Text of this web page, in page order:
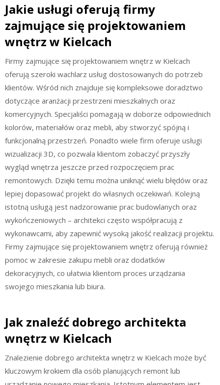
Jakie usługi oferują firmy
zajmujące się projektowaniem
wnętrz w Kielcach
Firmy zajmujące się projektowaniem wnętrz w Kielcach
oferują szeroki wachlarz usług dostosowanych do potrzeb
klientów. Wśród nich znajduje się kompleksowe doradztwo
dotyczące aranżacji przestrzeni mieszkalnych oraz
komercyjnych. Specjaliści pomagają w doborze odpowiednich
kolorów, materiałów oraz mebli, aby stworzyć spójną i
funkcjonalną przestrzeń. Ponadto wiele firm oferuje usługi
wizualizacji 3D, co pozwala klientom zobaczyć przyszły
wygląd wnętrza jeszcze przed rozpoczęciem prac
remontowych. Dzięki temu można uniknąć wielu błędów oraz
lepiej dopasować projekt do własnych oczekiwań. Kolejną
istotną usługą jest nadzorowanie prac budowlanych oraz
wykończeniowych – architekci często współpracują z
wykonawcami, aby zapewnić wysoką jakość realizacji projektu.
Firmy zajmujące się projektowaniem wnętrz oferują również
pomoc w zakresie zakupu mebli oraz dodatków
dekoracyjnych, co ułatwia klientom proces urządzania
swojego mieszkania lub biura.
Jak znaleźć dobrego architekta
wnętrz w Kielcach
Znalezienie dobrego architekta wnętrz w Kielcach może być
kluczowym krokiem dla osób planujących remont lub